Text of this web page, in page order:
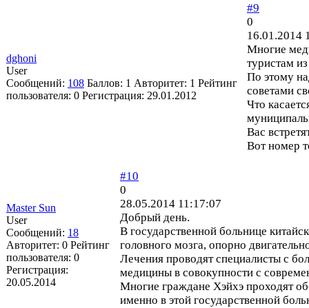
dghoni
User
Сообщений: 108 Баллов: 1 Авторитет: 1 Рейтинг
пользователя: 0 Регистрация: 29.01.2012
#9
0
16.01.2014
Многие
туристам
По этому
советами
Что
Вас
Вот номер
Master Sun
User
Сообщений: 18
Авторитет: 0 Рейтинг
пользователя: 0
Регистрация:
20.05.2014
#10
0
28.05.2014 11:17:07
Добрый день.
В государственной больнице
головного мозга, опорно
Лечения проводят специалисты с
медицины в совокупности с
Многие граждане Хэйхэ проходят
именно в этой государственной